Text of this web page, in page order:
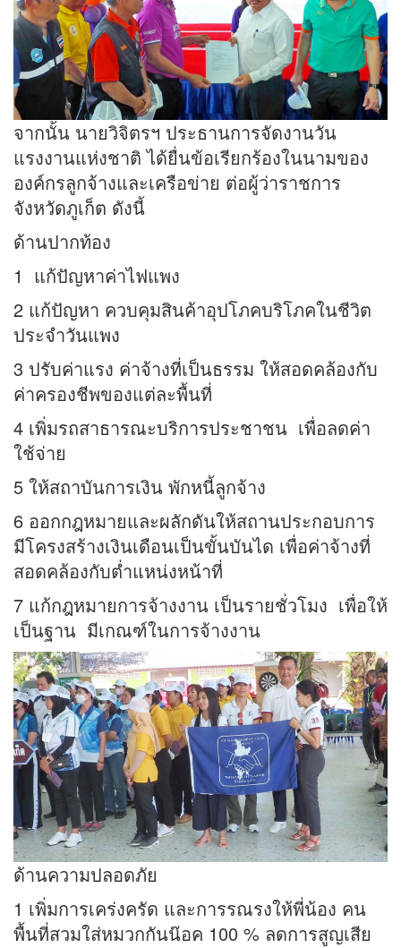
จากนั้น นายวิจิตรฯ ประธานการจัดงานวัน
แรงงานแห่งชาติ ได้ยื่นข้อเรียกร้องในนามของ
องค์กรลูกจ้างและเครือข่าย ต่อผู้ว่าราชการ
จังหวัดภูเก็ต ดังนี้
ด้านปากท้อง
1 แก้ปัญหาค่าไฟแพง
2 แก้ปัญหา ควบคุมสินค้าอุปโภคบริโภคในชีวิต
ประจำวันแพง
3 ปรับค่าแรง ค่าจ้างที่เป็นธรรม ให้สอดคล้องกับ
ค่าครองชีพของแต่ละพื้นที่
4 เพิ่มรถสาธารณะบริการประชาชน เพื่อลดค่า
ใช้จ่าย
5 ให้สถาบันการเงิน พักหนี้ลูกจ้าง
6 ออกกฎหมายและผลักดันให้สถานประกอบการ
มีโครงสร้างเงินเดือนเป็นขั้นบันได เพื่อค่าจ้างที่
สอดคล้องกับต่ำแหน่งหน้าที่
7 แก้กฎหมายการจ้างงาน เป็นรายชั่วโมง เพื่อให้
เป็นฐาน มีเกณฑ์ในการจ้างงาน
ด้านความปลอดภัย
1 เพิ่มการเคร่งครัด และการรณรงให้พี่น้อง คน
พื้นที่สวมใส่หมวกกันน๊อค 100 % ลดการสูญเสีย